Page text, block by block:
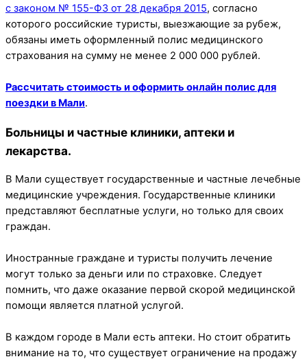
с законом № 155-ФЗ от 28 декабря 2015, согласно
которого российские туристы, выезжающие за рубеж,
обязаны иметь оформленный полис медицинского
страхования на сумму не менее 2 000 000 рублей.
Рассчитать стоимость и оформить онлайн полис для
поездки в Мали.
Больницы и частные клиники, аптеки и
лекарства.
В Мали существует государственные и частные лечебные
медицинские учреждения. Государственные клиники
представляют бесплатные услуги, но только для своих
граждан.
Иностранные граждане и туристы получить лечение
могут только за деньги или по страховке. Следует
помнить, что даже оказание первой скорой медицинской
помощи является платной услугой.
В каждом городе в Мали есть аптеки. Но стоит обратить
внимание на то, что существует ограничение на продажу